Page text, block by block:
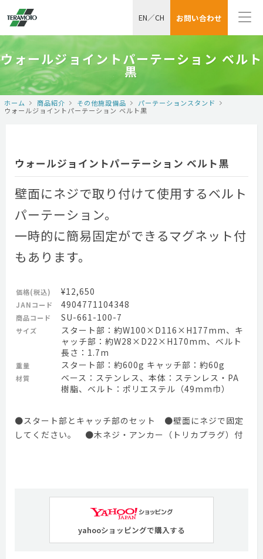
お問い合わせ
EN／CH
ウォールジョイントパーテーション ベルト
黒
ホーム 商品紹介 その他施設備品
パーテーションスタンド
ウォールジョイントパーテーション ベルト黒
ウォールジョイントパーテーション ベルト黒
壁面にネジで取り付けて使用するベルト
パーテーション。
一時的に簡易固定ができるマグネット付
もあります。
価格(税込) ¥12,650
JANコード 4904771104348
商品コード SU-661-100-7
サイズ
スタート部：約W100×D116×H177mm、キ
ャッチ部：約W28×D22×H170mm、ベルト
長さ：1.7m
重量 スタート部：約600g キャッチ部：約60g
材質
ベース：ステンレス、本体：ステンレス・PA
樹脂、ベルト：ポリエステル（49mm巾）
●スタート部とキャッチ部のセット ●壁面にネジで固定
してください。 ●木ネジ・アンカー（トリカプラグ）付
yahooショッピングで購入する